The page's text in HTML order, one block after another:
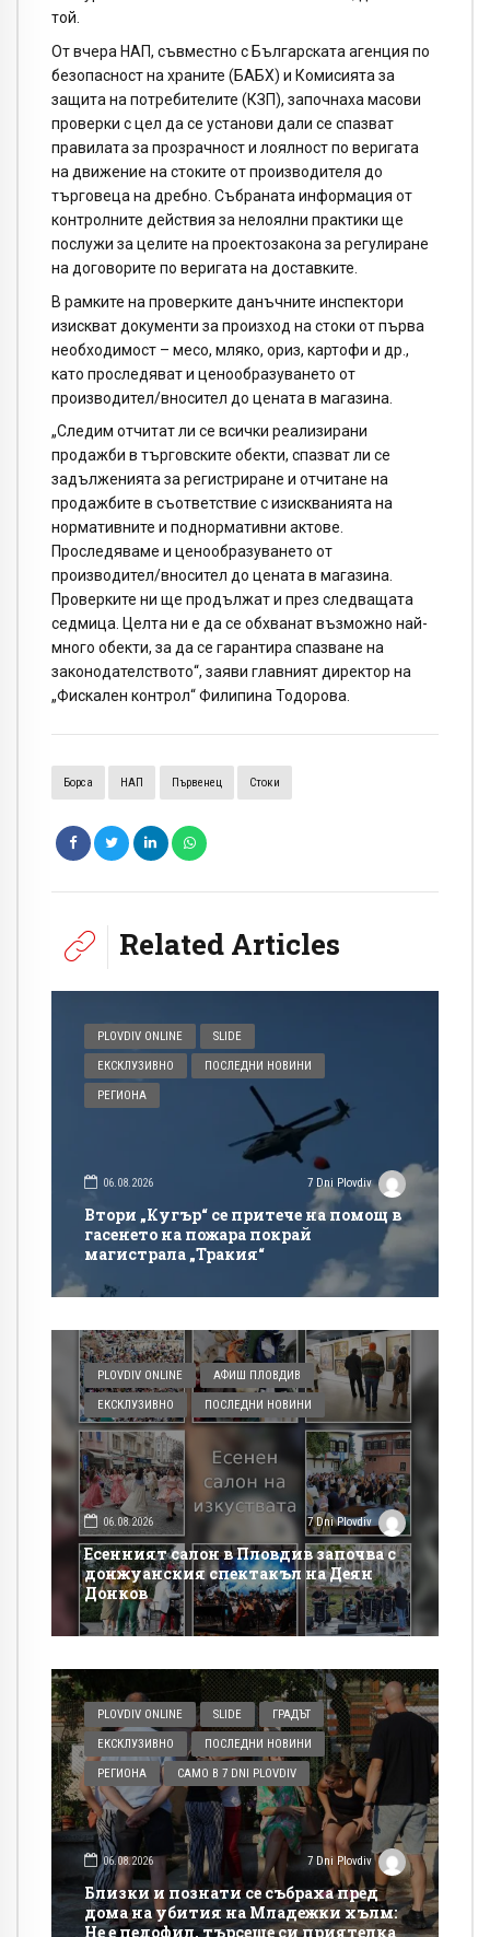
той.
От вчера НАП, съвместно с Българската агенция по
безопасност на храните (БАБХ) и Комисията за
защита на потребителите (КЗП), започнаха масови
проверки с цел да се установи дали се спазват
правилата за прозрачност и лоялност по веригата
на движение на стоките от производителя до
търговеца на дребно. Събраната информация от
контролните действия за нелоялни практики ще
послужи за целите на проектозакона за регулиране
на договорите по веригата на доставките.
В рамките на проверките данъчните инспектори
изискват документи за произход на стоки от първа
необходимост – месо, мляко, ориз, картофи и др.,
като проследяват и ценообразуването от
производител/вносител до цената в магазина.
„Следим отчитат ли се всички реализирани
продажби в търговските обекти, спазват ли се
задълженията за регистриране и отчитане на
продажбите в съответствие с изискванията на
нормативните и поднормативни актове.
Проследяваме и ценообразуването от
производител/вносител до цената в магазина.
Проверките ни ще продължат и през следващата
седмица. Целта ни е да се обхванат възможно най-
много обекти, за да се гарантира спазване на
законодателството“, заяви главният директор на
„Фискален контрол“ Филипина Тодорова.
Борса НАП Първенец Стоки
Related Articles
PLOVDIV ONLINE SLIDE
ЕКСКЛУЗИВНО ПОСЛЕДНИ НОВИНИ
РЕГИОНА
06.08.2026 7 Dni Plovdiv
Втори „Кугър“ се притече на помощ в
гасенето на пожара покрай
магистрала „Тракия“
PLOVDIV ONLINE АФИШ ПЛОВДИВ
ЕКСКЛУЗИВНО ПОСЛЕДНИ НОВИНИ
06.08.2026 7 Dni Plovdiv
Есенният салон в Пловдив започва с
донжуанския спектакъл на Деян
Донков
PLOVDIV ONLINE SLIDE ГРАДЪТ
ЕКСКЛУЗИВНО ПОСЛЕДНИ НОВИНИ
РЕГИОНА САМО В 7 DNI PLOVDIV
06.08.2026 7 Dni Plovdiv
Близки и познати се събраха пред
дома на убития на Младежки хълм:
Не е педофил, търсеше си приятелка